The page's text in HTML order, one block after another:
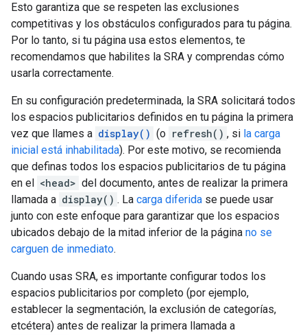
Esto garantiza que se respeten las exclusiones
competitivas y los obstáculos configurados para tu página.
Por lo tanto, si tu página usa estos elementos, te
recomendamos que habilites la SRA y comprendas cómo
usarla correctamente.
En su configuración predeterminada, la SRA solicitará todos
los espacios publicitarios definidos en tu página la primera
vez que llames a display() (o refresh() , si la carga
inicial está inhabilitada). Por este motivo, se recomienda
que definas todos los espacios publicitarios de tu página
en el <head> del documento, antes de realizar la primera
llamada a display() . La carga diferida se puede usar
junto con este enfoque para garantizar que los espacios
ubicados debajo de la mitad inferior de la página no se
carguen de inmediato.
Cuando usas SRA, es importante configurar todos los
espacios publicitarios por completo (por ejemplo,
establecer la segmentación, la exclusión de categorías,
etcétera) antes de realizar la primera llamada a